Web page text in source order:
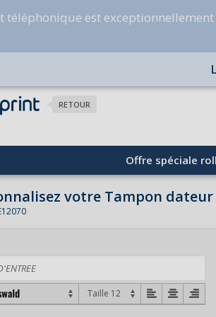
téléphonique est
RETOUR
Offre spéciale
votre Tampon dateur